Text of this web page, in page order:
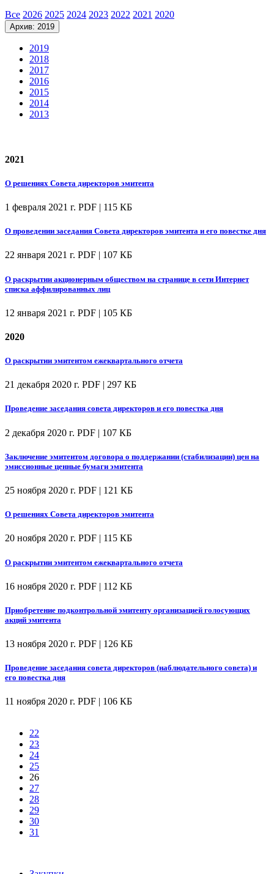
Все 2026 2025 2024 2023 2022 2021 2020
Архив: 2019
2019
2018
2017
2016
2015
2014
2013
2021
О решениях Совета директоров эмитента
1 февраля 2021 г. PDF | 115 КБ
О проведении заседания Совета директоров эмитента и его повестке дня
22 января 2021 г. PDF | 107 КБ
О раскрытии акционерным обществом на странице в сети Интернет
списка аффилированных лиц
12 января 2021 г. PDF | 105 КБ
2020
О раскрытии эмитентом ежеквартального отчета
21 декабря 2020 г. PDF | 297 КБ
Проведение заседания совета директоров и его повестка дня
2 декабря 2020 г. PDF | 107 КБ
Заключение эмитентом договора о поддержании (стабилизации) цен на
эмиссионные ценные бумаги эмитента
25 ноября 2020 г. PDF | 121 КБ
О решениях Совета директоров эмитента
20 ноября 2020 г. PDF | 115 КБ
О раскрытии эмитентом ежеквартального отчета
16 ноября 2020 г. PDF | 112 КБ
Приобретение подконтрольной эмитенту организацией голосующих
акций эмитента
13 ноября 2020 г. PDF | 126 КБ
Проведение заседания совета директоров (наблюдательного совета) и
его повестка дня
11 ноября 2020 г. PDF | 106 КБ
22
23
24
25
26
27
28
29
30
31